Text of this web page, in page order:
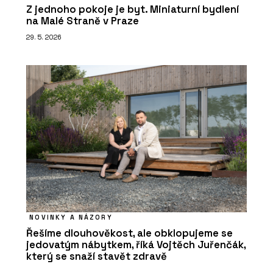
Z jednoho pokoje je byt. Miniaturní bydlení
na Malé Straně v Praze
29. 5. 2026
NOVINKY A NÁZORY
Řešíme dlouhověkost, ale obklopujeme se
jedovatým nábytkem, říká Vojtěch Juřenčák,
který se snaží stavět zdravě